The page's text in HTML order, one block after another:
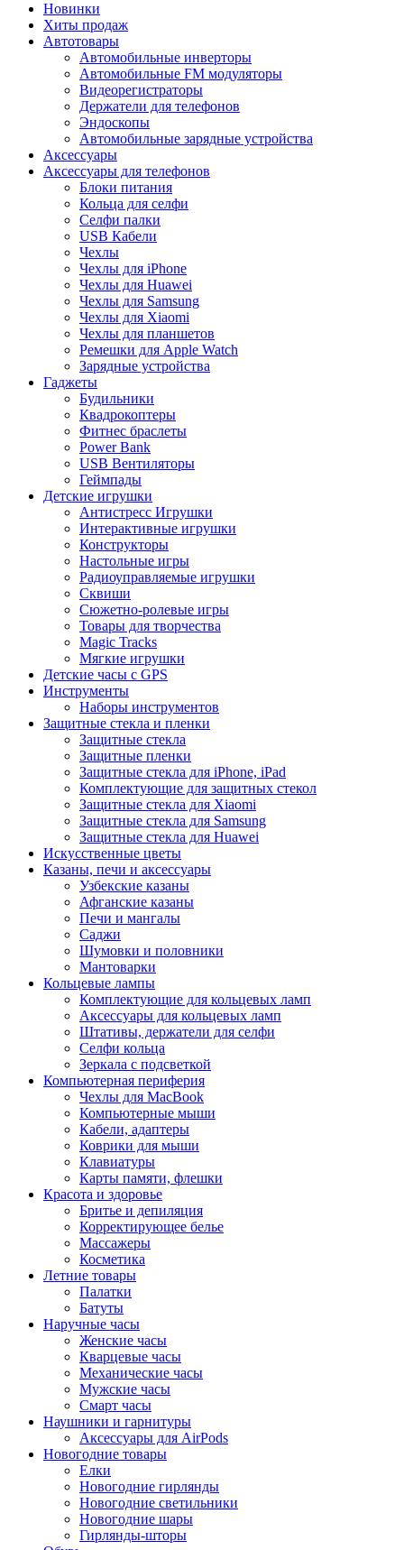
Новинки
Хиты продаж
Автотовары
Автомобильные инверторы
Автомобильные FM модуляторы
Видеорегистраторы
Держатели для телефонов
Эндоскопы
Автомобильные зарядные устройства
Аксессуары
Аксессуары для телефонов
Блоки питания
Кольца для селфи
Селфи палки
USB Кабели
Чехлы
Чехлы для iPhone
Чехлы для Huawei
Чехлы для Samsung
Чехлы для Xiaomi
Чехлы для планшетов
Ремешки для Apple Watch
Зарядные устройства
Гаджеты
Будильники
Квадрокоптеры
Фитнес браслеты
Power Bank
USB Вентиляторы
Геймпады
Детские игрушки
Антистресс Игрушки
Интерактивные игрушки
Конструкторы
Настольные игры
Радиоуправляемые игрушки
Сквиши
Сюжетно-ролевые игры
Товары для творчества
Magic Tracks
Мягкие игрушки
Детские часы с GPS
Инструменты
Наборы инструментов
Защитные стекла и пленки
Защитные стекла
Защитные пленки
Защитные стекла для iPhone, iPad
Комплектующие для защитных стекол
Защитные стекла для Xiaomi
Защитные стекла для Samsung
Защитные стекла для Huawei
Искусственные цветы
Казаны, печи и аксессуары
Узбекские казаны
Афганские казаны
Печи и мангалы
Саджи
Шумовки и половники
Мантоварки
Кольцевые лампы
Комплектующие для кольцевых ламп
Аксессуары для кольцевых ламп
Штативы, держатели для селфи
Селфи кольца
Зеркала с подсветкой
Компьютерная периферия
Чехлы для MacBook
Компьютерные мыши
Кабели, адаптеры
Коврики для мыши
Клавиатуры
Карты памяти, флешки
Красота и здоровье
Бритье и депиляция
Корректирующее белье
Массажеры
Косметика
Летние товары
Палатки
Батуты
Наручные часы
Женские часы
Кварцевые часы
Механические часы
Мужские часы
Смарт часы
Наушники и гарнитуры
Аксессуары для AirPods
Новогодние товары
Елки
Новогодние гирлянды
Новогодние светильники
Новогодние шары
Гирлянды-шторы